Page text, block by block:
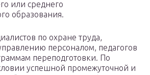
или среднего
образования.
по охране труда,
персоналом, педагогов
переподготовки. По
успешной промежуточной и